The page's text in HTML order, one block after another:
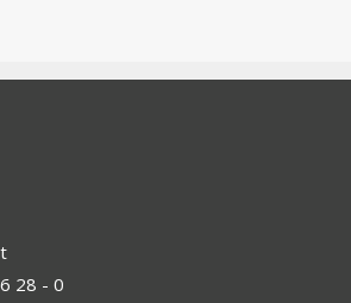
28 - 0